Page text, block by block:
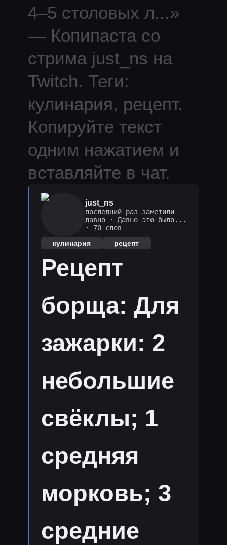
4–5 столовых л...»
— Копипаста со
стрима just_ns на
Twitch. Теги:
кулинария, рецепт.
Копируйте текст
одним нажатием и
вставляйте в чат.
just_ns
последний раз заметили
давно·
Давно это было...
· 70 слов
кулинария
рецепт
Рецепт
борща: Для
зажарки: 2
небольшие
свёклы; 1
средняя
морковь; 3
средние